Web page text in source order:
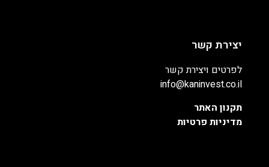
יצירת קשר
לפרטים ויצירת קשר
info@kaninvest.co.il
תקנון האתר
מדיניות פרטיות